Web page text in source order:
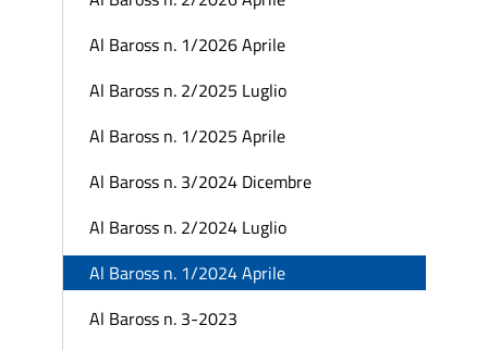
Al Baross n. 1/2026 Aprile
Al Baross n. 2/2025 Luglio
Al Baross n. 1/2025 Aprile
Al Baross n. 3/2024 Dicembre
Al Baross n. 2/2024 Luglio
Al Baross n. 1/2024 Aprile
Al Baross n. 3-2023